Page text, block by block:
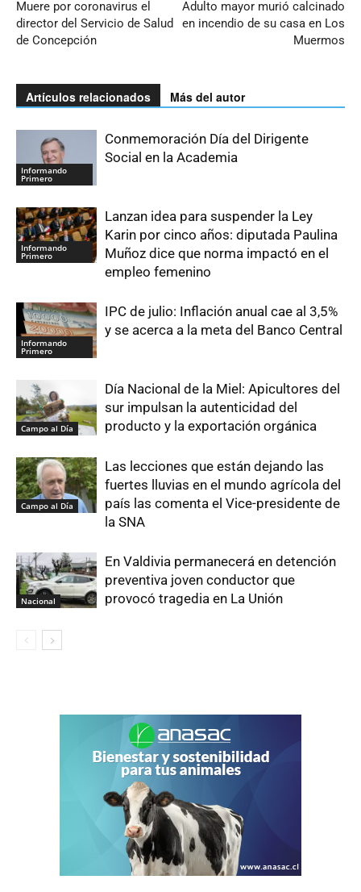
Muere por coronavirus el
director del Servicio de Salud
de Concepción
Adulto mayor murió calcinado
en incendio de su casa en Los
Muermos
Artículos relacionados Más del autor
Informando
Primero
Conmemoración Día del Dirigente
Social en la Academia
Informando
Primero
Lanzan idea para suspender la Ley
Karin por cinco años: diputada Paulina
Muñoz dice que norma impactó en el
empleo femenino
Informando
Primero
IPC de julio: Inflación anual cae al 3,5%
y se acerca a la meta del Banco Central
Campo al Día
Día Nacional de la Miel: Apicultores del
sur impulsan la autenticidad del
producto y la exportación orgánica
Campo al Día
Las lecciones que están dejando las
fuertes lluvias en el mundo agrícola del
país las comenta el Vice-presidente de
la SNA
Nacional
En Valdivia permanecerá en detención
preventiva joven conductor que
provocó tragedia en La Unión